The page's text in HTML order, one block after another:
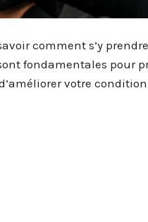
comment s’y
fondamentales pour
votre